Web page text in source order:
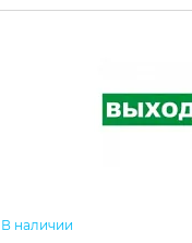
В наличии